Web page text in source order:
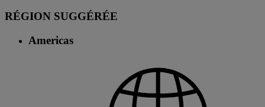
RÉGION SUGGÉRÉE
Americas